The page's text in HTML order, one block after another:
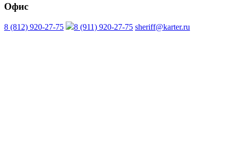
Офис
8 (812) 920-27-75 8 (911) 920-27-75 sheriff@karter.ru